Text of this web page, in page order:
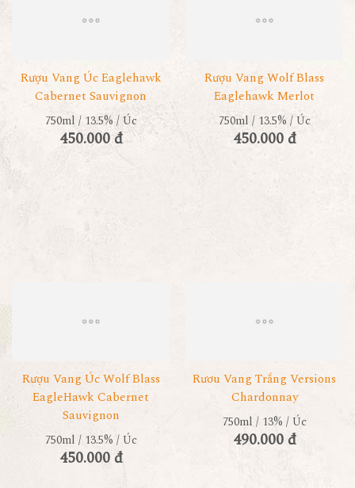
Rượu Vang Úc Eaglehawk
Cabernet Sauvignon
750ml / 13.5% / Úc
450.000 đ
Rượu Vang Wolf Blass
Eaglehawk Merlot
750ml / 13.5% / Úc
450.000 đ
Rượu Vang Úc Wolf Blass
EagleHawk Cabernet
Sauvignon
750ml / 13.5% / Úc
450.000 đ
Rươu Vang Trắng Versions
Chardonnay
750ml / 13% / Úc
490.000 đ